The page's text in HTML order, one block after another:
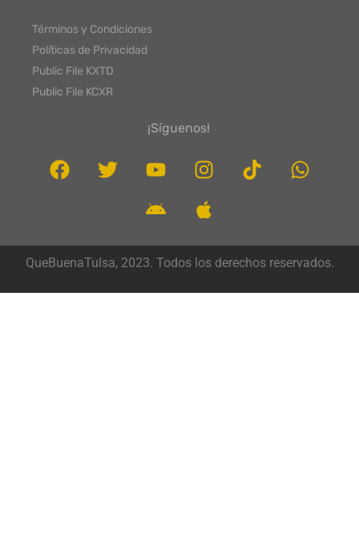
Términos y Condiciones
Políticas de Privacidad
Public File KXTD
Public File KCXR
¡Síguenos!
QueBuenaTulsa, 2023. Todos los derechos reservados.